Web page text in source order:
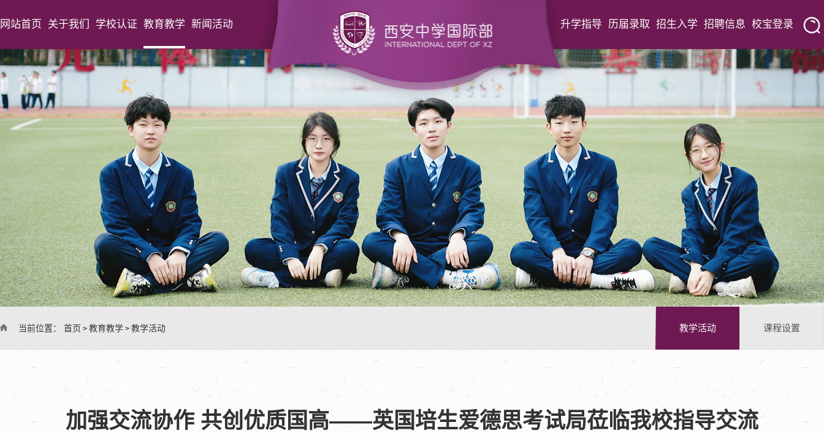
网站首页 关于我们 学校认证 教育教学 新闻活动 升学指导 历届录取 招生入学 招聘信息 校宝登录
当前位置： 首页 > 教育教学 > 教学活动 教学活动 课程设置
加强交流协作 共创优质国高——英国培生爱德思考试局莅临我校指导交流